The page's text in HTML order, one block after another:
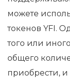
можете
токенов YFI.
того или
общего
приобрести,